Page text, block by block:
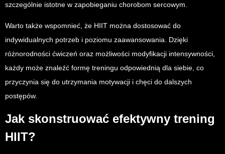
szczególnie istotne w zapobieganiu chorobom sercowym.
Warto także wspomnieć, że HIIT można dostosować do
indywidualnych potrzeb i poziomu zaawansowania. Dzięki
różnorodności ćwiczeń oraz możliwości modyfikacji intensywności,
każdy może znaleźć formę treningu odpowiednią dla siebie, co
przyczynia się do utrzymania motywacji i chęci do dalszych
postępów.
Jak skonstruować efektywny trening
HIIT?